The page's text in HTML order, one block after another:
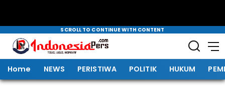
SCROLL TO CONTINUE WITH CONTENT
Home NEWS PERISTIWA POLITIK HUKUM